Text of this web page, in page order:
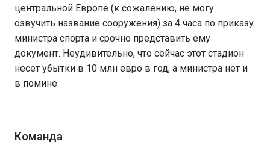
центральной Европе (к сожалению, не могу
озвучить название сооружения) за 4 часа по приказу
министра спорта и срочно представить ему
документ. Неудивительно, что сейчас этот стадион
несет убытки в 10 млн евро в год, а министра нет и
в помине.
Команда